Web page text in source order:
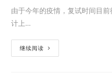
由于今年的疫情，复试时间目
计上…
继续阅读